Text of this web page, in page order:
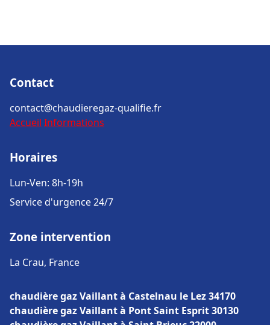
Contact
contact@chaudieregaz-qualifie.fr
Accueil Informations
Horaires
Lun-Ven: 8h-19h
Service d'urgence 24/7
Zone intervention
La Crau, France
chaudière gaz Vaillant à Castelnau le Lez 34170
chaudière gaz Vaillant à Pont Saint Esprit 30130